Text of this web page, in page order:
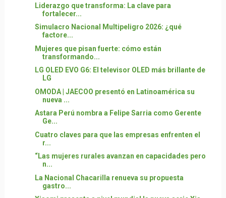
Liderazgo que transforma: La clave para
fortalecer...
Simulacro Nacional Multipeligro 2026: ¿qué
factore...
Mujeres que pisan fuerte: cómo están
transformando...
LG OLED EVO G6: El televisor OLED más brillante de
LG
OMODA | JAECOO presentó en Latinoamérica su
nueva ...
Astara Perú nombra a Felipe Sarria como Gerente
Ge...
Cuatro claves para que las empresas enfrenten el
r...
“Las mujeres rurales avanzan en capacidades pero
n...
La Nacional Chacarilla renueva su propuesta
gastro...